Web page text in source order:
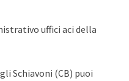
uffici aci della
Schiavoni (CB) puoi